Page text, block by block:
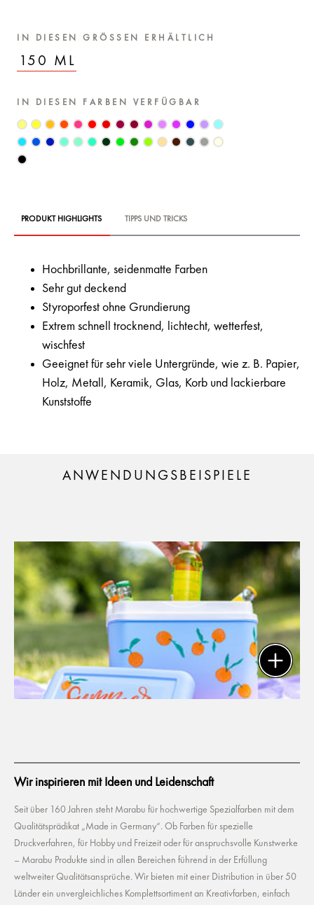
IN DIESEN GRÖSSEN ERHÄLTLICH
150 ML
IN DIESEN FARBEN VERFÜGBAR
PRODUKT HIGHLIGHTS TIPPS UND TRICKS
Hochbrillante, seidenmatte Farben
Sehr gut deckend
Styroporfest ohne Grundierung
Extrem schnell trocknend, lichtecht, wetterfest,
wischfest
Geeignet für sehr viele Untergründe, wie z. B. Papier,
Holz, Metall, Keramik, Glas, Korb und lackierbare
Kunststoffe
ANWENDUNGSBEISPIELE
Wir inspirieren mit Ideen und Leidenschaft
Seit über 160 Jahren steht Marabu für hochwertige Spezialfarben mit dem
Qualitätsprädikat „Made in Germany“. Ob Farben für spezielle
Druckverfahren, für Hobby und Freizeit oder für anspruchsvolle Kunstwerke
– Marabu Produkte sind in allen Bereichen führend in der Erfüllung
weltweiter Qualitätsansprüche. Wir bieten mit einer Distribution in über 50
Länder ein unvergleichliches Komplettsortiment an Kreativfarben, einfach